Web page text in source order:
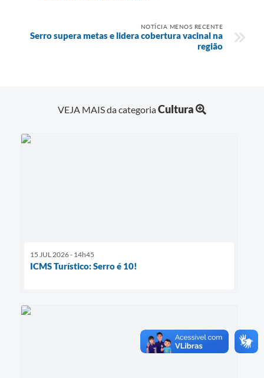
NOTÍCIA MENOS RECENTE
Serro supera metas e lidera cobertura vacinal na
região
VEJA MAIS da categoriaCultura
15 JUL 2026 - 14h45
ICMS Turístico: Serro é 10!